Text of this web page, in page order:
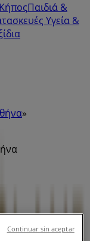
Παιδιά &
Υγεία &
»
Continuar sin aceptar